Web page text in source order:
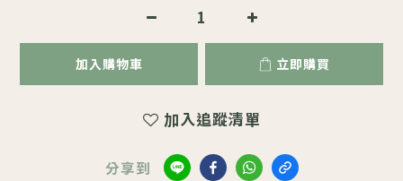
加入購物車 立即購買
加入追蹤清單
分享到